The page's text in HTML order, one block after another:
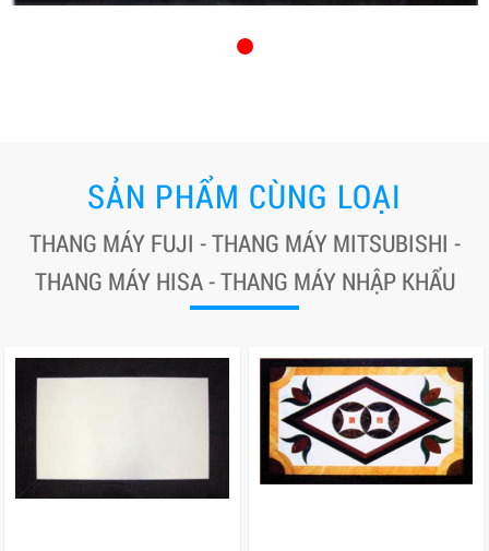
SẢN PHẨM CÙNG LOẠI
THANG MÁY FUJI - THANG MÁY MITSUBISHI -
THANG MÁY HISA - THANG MÁY NHẬP KHẨU